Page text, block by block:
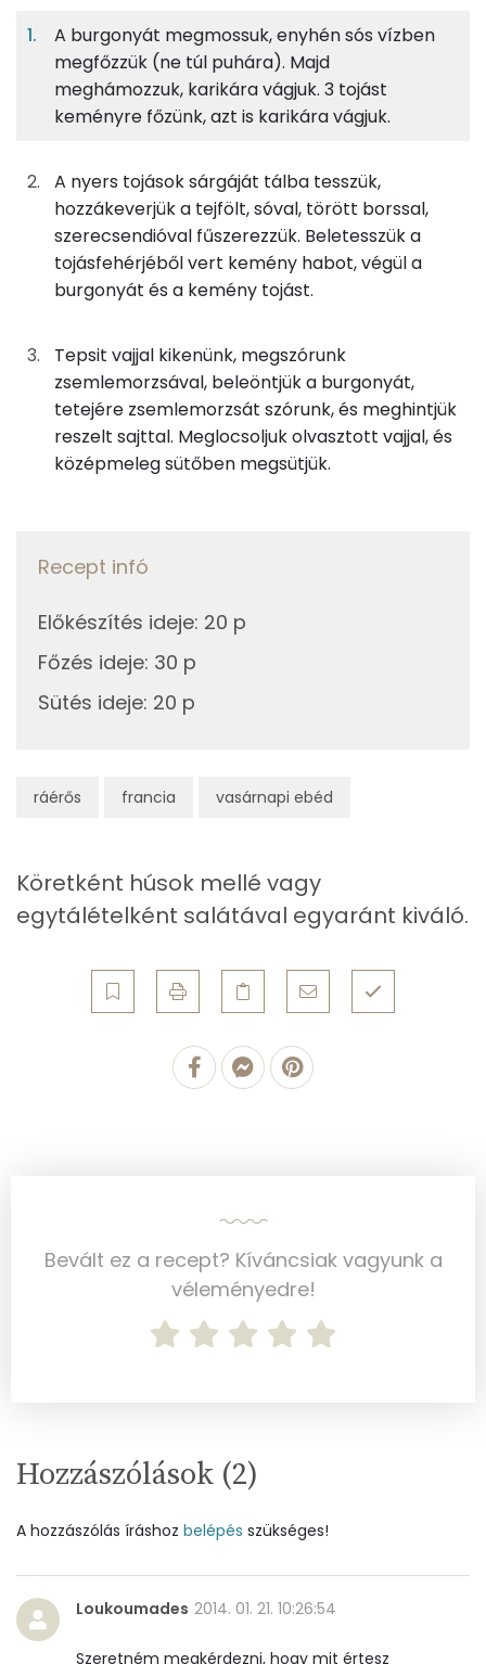
ráérős francia vasárnapi ebéd
6%
Fehérje
12%
Szénhidrát
9%
300g burgonya
173 kcal
83gtojás
104 kcal
75gtejföl
149 kcal
13gvaj
90 kcal
25gsajt
88 kcal
0gsó
0 kcal
0g
Egy
adagban
4
adagban
100
grammban
6%
12%
9%
73%
TOP ásványi anyagok
Nátrium
Magnézium
Szelén
TOP vitaminok
C vitamin:
E vitamin:
B6 vitamin:
Zsír
Telített zsírsav
Többszörösen telítetlen zsírsav
Összesen
1231.6 g
Nátrium
Réz
0 mg
A burgonyát megmossuk, enyhén sós vízben
megfőzzük (ne túl puhára). Majd
meghámozzuk, karikára vágjuk. 3 tojást
keményre főzünk, azt is karikára vágjuk.
A nyers tojások sárgáját tálba tesszük,
hozzákeverjük a tejfölt, sóval, törött borssal,
szerecsendióval fűszerezzük. Beletesszük a
tojásfehérjéből vert kemény habot, végül a
burgonyát és a kemény tojást.
Tepsit vajjal kikenünk, megszórunk
zsemlemorzsával, beleöntjük a burgonyát,
tetejére zsemlemorzsát szórunk, és meghintjük
reszelt sajttal. Meglocsoljuk olvasztott vajjal, és
középmeleg sütőben megsütjük.
Recept infó
Előkészítés ideje: 20 p
Főzés ideje: 30 p
Sütés ideje: 20 p
Köretként húsok mellé vagy
egytálételként salátával egyaránt kiváló.
Bevált ez a recept? Kíváncsiak vagyunk a
véleményedre!
Hozzászólások (2)
A hozzászólás íráshoz belépés szükséges!
Loukoumades 2014. 01. 21. 10:26:54
Szeretném megkérdezni, hogy mit értesz